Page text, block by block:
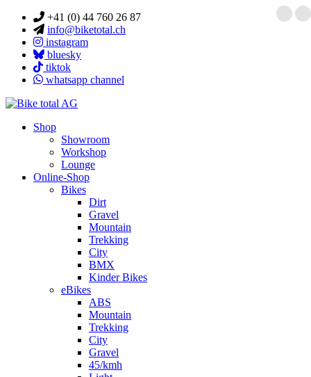
+41 (0) 44 760 26 87
info@biketotal.ch
instagram
bluesky
tiktok
whatsapp channel
Shop
Showroom
Workshop
Lounge
Online-Shop
Bikes
Dirt
Gravel
Mountain
Trekking
City
BMX
Kinder Bikes
eBikes
ABS
Mountain
Trekking
City
Gravel
45/kmh